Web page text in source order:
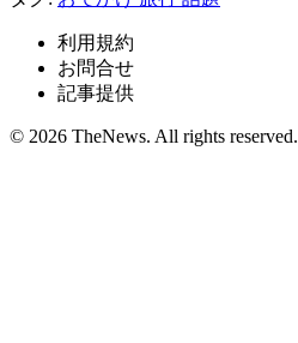
利用規約
お問合せ
記事提供
© 2026 TheNews. All rights reserved.